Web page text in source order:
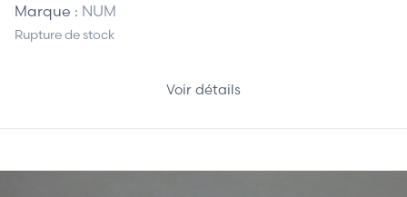
Marque : NUM
Rupture de stock
Voir détails